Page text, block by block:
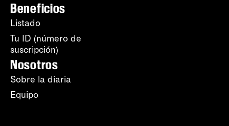
Beneficios
Listado
Tu ID (número de
suscripción)
Nosotros
Sobre la diaria
Equipo